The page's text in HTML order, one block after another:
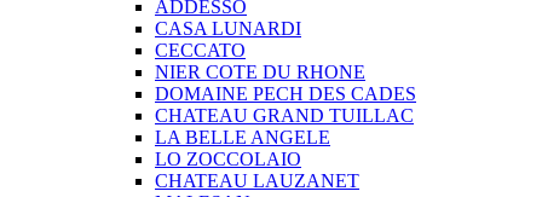
ADDESSO
CASA LUNARDI
CECCATO
NIER COTE DU RHONE
DOMAINE PECH DES CADES
CHATEAU GRAND TUILLAC
LA BELLE ANGELE
LO ZOCCOLAIO
CHATEAU LAUZANET